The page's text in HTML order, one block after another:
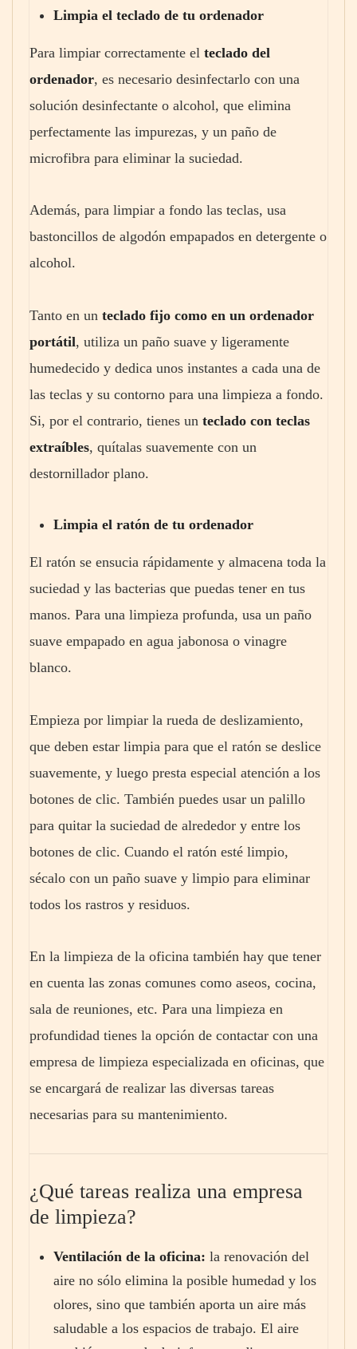
Limpia el teclado de tu ordenador
Para limpiar correctamente el teclado del
ordenador, es necesario desinfectarlo con una
solución desinfectante o alcohol, que elimina
perfectamente las impurezas, y un paño de
microfibra para eliminar la suciedad.
Además, para limpiar a fondo las teclas, usa
bastoncillos de algodón empapados en detergente o
alcohol.
Tanto en un teclado fijo como en un ordenador
portátil, utiliza un paño suave y ligeramente
humedecido y dedica unos instantes a cada una de
las teclas y su contorno para una limpieza a fondo.
Si, por el contrario, tienes un teclado con teclas
extraíbles, quítalas suavemente con un
destornillador plano.
Limpia el ratón de tu ordenador
El ratón se ensucia rápidamente y almacena toda la
suciedad y las bacterias que puedas tener en tus
manos. Para una limpieza profunda, usa un paño
suave empapado en agua jabonosa o vinagre
blanco.
Empieza por limpiar la rueda de deslizamiento,
que deben estar limpia para que el ratón se deslice
suavemente, y luego presta especial atención a los
botones de clic. También puedes usar un palillo
para quitar la suciedad de alrededor y entre los
botones de clic. Cuando el ratón esté limpio,
sécalo con un paño suave y limpio para eliminar
todos los rastros y residuos.
En la limpieza de la oficina también hay que tener
en cuenta las zonas comunes como aseos, cocina,
sala de reuniones, etc. Para una limpieza en
profundidad tienes la opción de contactar con una
empresa de limpieza especializada en oficinas, que
se encargará de realizar las diversas tareas
necesarias para su mantenimiento.
¿Qué tareas realiza una empresa
de limpieza?
Ventilación de la oficina: la renovación del
aire no sólo elimina la posible humedad y los
olores, sino que también aporta un aire más
saludable a los espacios de trabajo. El aire